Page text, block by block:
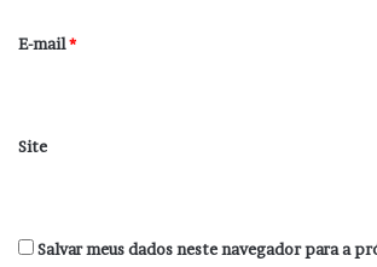
*
E-mail*
Site
Salvar meus dados neste navegador para a